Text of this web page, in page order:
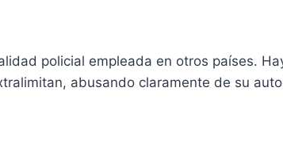
policial empleada en otros países.
abusando claramente de su